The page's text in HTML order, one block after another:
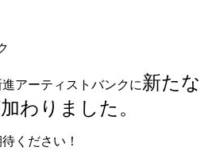
アーティストバンクに新たな
わりました。
ください！